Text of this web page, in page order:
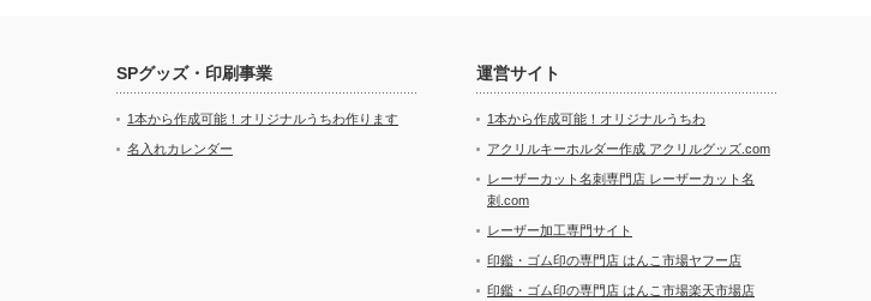
SPグッズ・印刷事業
1本から作成可能！オリジナルうちわ作ります
名入れカレンダー
運営サイト
1本から作成可能！オリジナルうちわ
アクリルキーホルダー作成 アクリルグッズ.com
レーザーカット名刺専門店 レーザーカット名
刺.com
レーザー加工専門サイト
印鑑・ゴム印の専門店 はんこ市場ヤフー店
印鑑・ゴム印の専門店 はんこ市場楽天市場店